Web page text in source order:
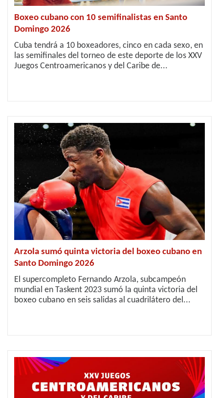
Boxeo cubano con 10 semifinalistas en Santo
Domingo 2026
Cuba tendrá a 10 boxeadores, cinco en cada sexo, en
las semifinales del torneo de este deporte de los XXV
Juegos Centroamericanos y del Caribe de...
Arzola sumó quinta victoria del boxeo cubano en
Santo Domingo 2026
El supercompleto Fernando Arzola, subcampeón
mundial en Taskent 2023 sumó la quinta victoria del
boxeo cubano en seis salidas al cuadrilátero del...